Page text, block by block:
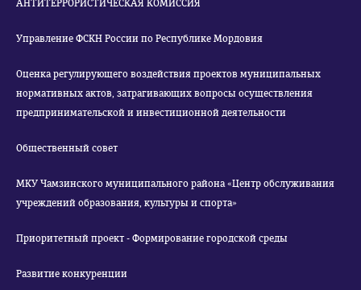
АНТИТЕРРОРИСТИЧЕСКАЯ КОМИССИЯ
Управление ФСКН России по Республике Мордовия
Оценка регулирующего воздействия проектов муниципальных
нормативных актов, затрагивающих вопросы осуществления
предпринимательской и инвестиционной деятельности
Общественный совет
МКУ Чамзинского муниципального района «Центр обслуживания
учреждений образования, культуры и спорта»
Приоритетный проект - Формирование городской среды
Развитие конкуренции